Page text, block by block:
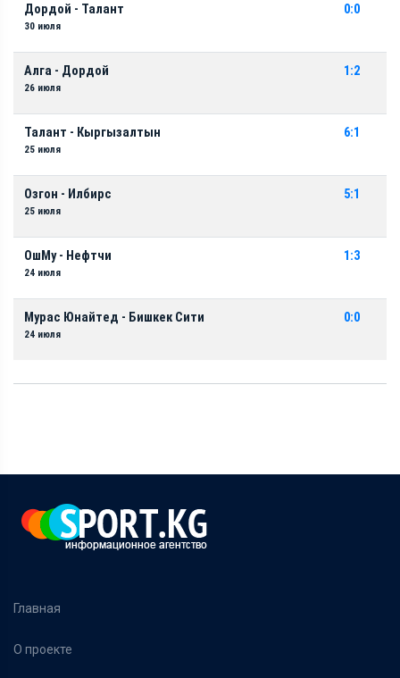
Дордой - Талант
30 июля
0:0
Алга - Дордой
26 июля
1:2
Талант - Кыргызалтын
25 июля
6:1
Озгон - Илбирс
25 июля
5:1
ОшМу - Нефтчи
24 июля
1:3
Мурас Юнайтед - Бишкек Сити
24 июля
0:0
Главная
О проекте